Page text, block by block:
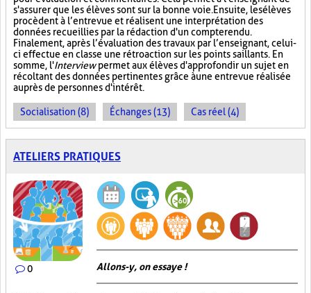
s'assurer que les élèves sont sur la bonne voie. Ensuite, les élèves
procèdent à l’entrevue et réalisent une interprétation des
données recueillies par la rédaction d'un compte rendu.
Finalement, après l’évaluation des travaux par l’enseignant, celui-
ci effectue en classe une rétroaction sur les points saillants. En
somme, l'Interviewpermet aux élèves d'approfondir un sujet en
récoltant des données pertinentes grâce à une entrevue réalisée
auprès de personnes d'intérêt.
Socialisation (8) Échanges (13) Cas réel (4)
ATELIERS PRATIQUES
0 Allons-y, on essaye !